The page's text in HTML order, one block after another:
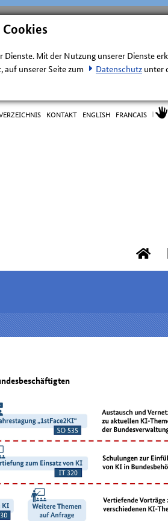
Mit der Nutzung unserer Dienste
auf unserer Seite zum
Datenschutz unter
KONTAKT ENGLISH FRANCAIS